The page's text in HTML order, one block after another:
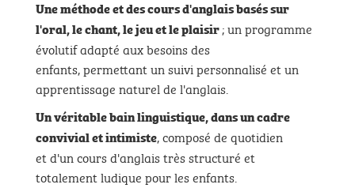
Une méthode et des cours d'anglais basés sur
l'oral, le chant, le jeu et le plaisir; un programme
évolutif adapté aux besoins des
enfants, permettant un suivi personnalisé et un
apprentissage naturel de l'anglais.
Un véritable bain linguistique,dans un cadre
convivial et intimiste, composé de quotidien
et d'un cours d'anglais très structuré et
totalement ludique pour les enfants.